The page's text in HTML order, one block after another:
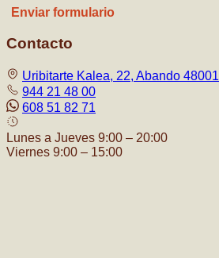
Contacto
Uribitarte Kalea, 22, Abando
944 21 48 00
608 51 82 71
Lunes a Jueves 9:00 – 20:00
Viernes 9:00 – 15:00